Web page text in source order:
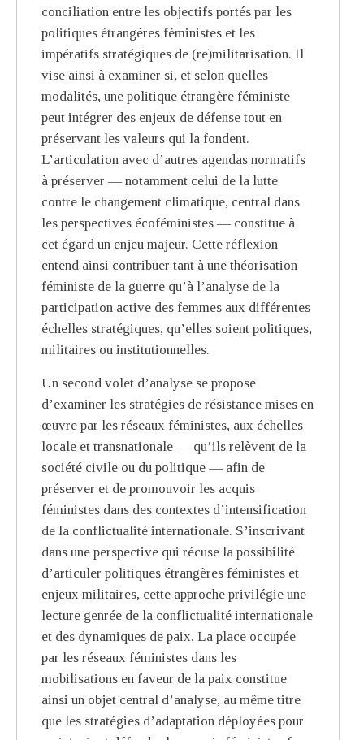
conciliation entre les objectifs portés par les
politiques étrangères féministes et les
impératifs stratégiques de (re)militarisation. Il
vise ainsi à examiner si, et selon quelles
modalités, une politique étrangère féministe
peut intégrer des enjeux de défense tout en
préservant les valeurs qui la fondent.
L’articulation avec d’autres agendas normatifs
à préserver — notamment celui de la lutte
contre le changement climatique, central dans
les perspectives écoféministes — constitue à
cet égard un enjeu majeur. Cette réflexion
entend ainsi contribuer tant à une théorisation
féministe de la guerre qu’à l’analyse de la
participation active des femmes aux différentes
échelles stratégiques, qu’elles soient politiques,
militaires ou institutionnelles.
Un second volet d’analyse se propose
d’examiner les stratégies de résistance mises en
œuvre par les réseaux féministes, aux échelles
locale et transnationale — qu’ils relèvent de la
société civile ou du politique — afin de
préserver et de promouvoir les acquis
féministes dans des contextes d’intensification
de la conflictualité internationale. S’inscrivant
dans une perspective qui récuse la possibilité
d’articuler politiques étrangères féministes et
enjeux militaires, cette approche privilégie une
lecture genrée de la conflictualité internationale
et des dynamiques de paix. La place occupée
par les réseaux féministes dans les
mobilisations en faveur de la paix constitue
ainsi un objet central d’analyse, au même titre
que les stratégies d’adaptation déployées pour